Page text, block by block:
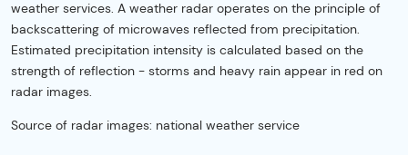
weather services. A weather radar operates on the principle of
backscattering of microwaves reflected from precipitation.
Estimated precipitation intensity is calculated based on the
strength of reflection - storms and heavy rain appear in red on
radar images.
Source of radar images: national weather service